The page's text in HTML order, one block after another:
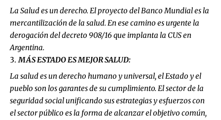
La Salud es un derecho. El proyecto del Banco Mundial es la
mercantilización de la salud. En ese camino es urgente la
derogación del decreto 908/16 que implanta la CUS en
Argentina.
MÁS ESTADO ES MEJOR SALUD:
La salud es un derecho humano y universal, el Estado y el
pueblo son los garantes de su cumplimiento. El sector de la
seguridad social unificando sus estrategias y esfuerzos con
el sector público es la forma de alcanzar el objetivo común,